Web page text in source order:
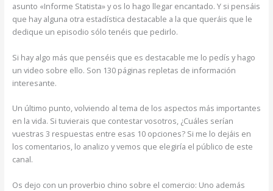
asunto «Informe Statista» y os lo hago llegar encantado. Y si pensáis
que hay alguna otra estadística destacable a la que queráis que le
dedique un episodio sólo tenéis que pedirlo.
Si hay algo más que penséis que es destacable me lo pedís y hago
un video sobre ello. Son 130 páginas repletas de información
interesante.
Un último punto, volviendo al tema de los aspectos más importantes
en la vida. Si tuvierais que contestar vosotros, ¿Cuáles serían
vuestras 3 respuestas entre esas 10 opciones? Si me lo dejáis en
los comentarios, lo analizo y vemos que elegiría el público de este
canal.
Os dejo con un proverbio chino sobre el comercio: Uno además